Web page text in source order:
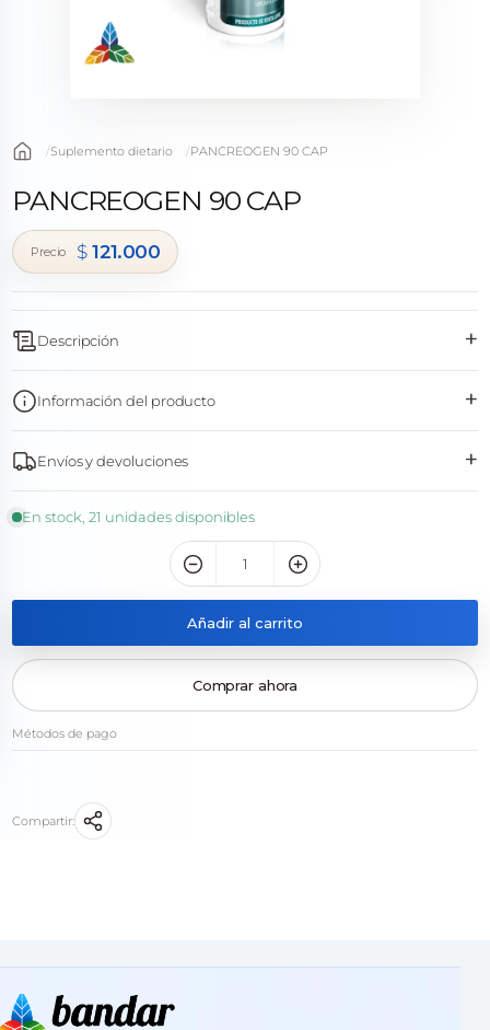
Suplemento dietario PANCREOGEN 90 CAP
PANCREOGEN 90 CAP
$121.000
Descripción +
Información del producto +
Envíos y devoluciones +
En stock, 21 unidades disponibles
Añadir al carrito
Comprar ahora
Métodos de pago
Compartir: